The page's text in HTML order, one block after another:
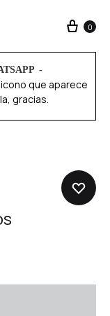
0
que aparece
gracias.